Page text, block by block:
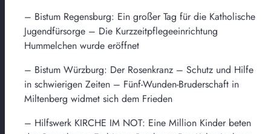
– Bistum Regensburg: Ein großer Tag für die Katholische
Jugendfürsorge – Die Kurzzeitpflegeeinrichtung
Hummelchen wurde eröffnet
– Bistum Würzburg: Der Rosenkranz – Schutz und Hilfe
in schwierigen Zeiten – Fünf-Wunden-Bruderschaft in
Miltenberg widmet sich dem Frieden
– Hilfswerk KIRCHE IM NOT: Eine Million Kinder beten